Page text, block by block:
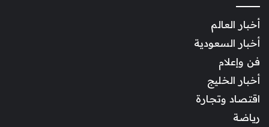
أخبار العالم
أخبار السعودية
فن وإعلام
أخبار الخليج
اقتصاد وتجارة
رياضة